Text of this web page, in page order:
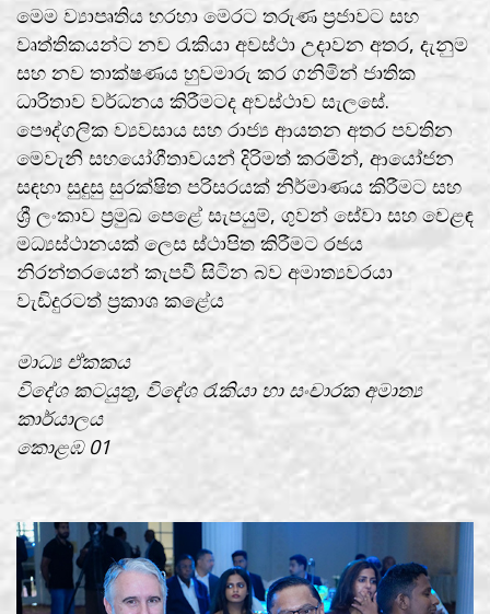
මෙම ව්‍යාපෘතිය හරහා මෙරට තරුණ ප්‍රජාවට සහ
වෘත්තිකයන්ට නව රැකියා අවස්ථා උදාවන අතර, දැනුම
සහ නව තාක්ෂණය හුවමාරු කර ගනිමින් ජාතික
ධාරිතාව වර්ධනය කිරීමටද අවස්ථාව සැලසේ.
පෞද්ගලික ව්‍යවසාය සහ රාජ්‍ය ආයතන අතර පවතින
මෙවැනි සහයෝගීතාවයන් දිරිමත් කරමින්, ආයෝජන
සඳහා සුදුසු සුරක්ෂිත පරිසරයක් නිර්මාණය කිරීමට සහ
ශ්‍රී ලංකාව ප්‍රමුඛ පෙළේ සැපයුම්, ගුවන් සේවා සහ වෙළඳ
මධ්‍යස්ථානයක් ලෙස ස්ථාපිත කිරීමට රජය
නිරන්තරයෙන් කැපවී සිටින බව අමාත්‍යවරයා
වැඩිදුරටත් ප්‍රකාශ කළේය
මාධ්‍ය ඒකකය
විදේශ කටයුතු, විදේශ රැකියා හා සංචාරක අමාත්‍ය
කාර්යාලය
කොළඹ 01